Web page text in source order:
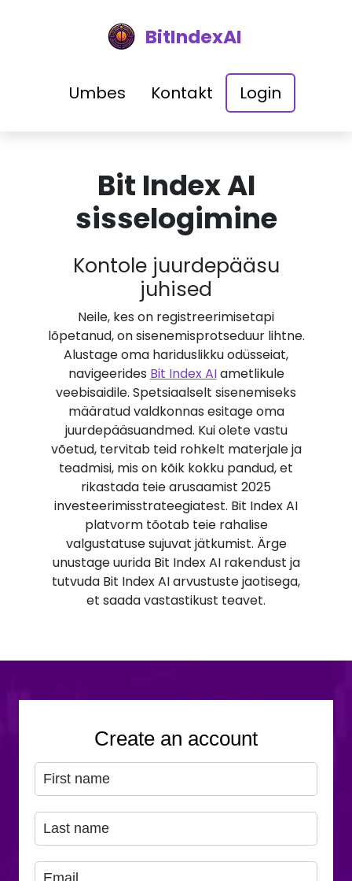
BitIndexAI
Umbes Kontakt Login
Bit Index AI
sisselogimine
Kontole juurdepääsu
juhised
Neile, kes on registreerimisetapi
lõpetanud, on sisenemisprotseduur lihtne.
Alustage oma hariduslikku odüsseiat,
navigeerides Bit Index AIametlikule
veebisaidile. Spetsiaalselt sisenemiseks
määratud valdkonnas esitage oma
juurdepääsuandmed. Kui olete vastu
võetud, tervitab teid rohkelt materjale ja
teadmisi, mis on kõik kokku pandud, et
rikastada teie arusaamist 2025
investeerimisstrateegiatest. Bit Index AI
platvorm tõotab teie rahalise
valgustatuse sujuvat jätkumist. Ärge
unustage uurida Bit Index AI rakendust ja
tutvuda Bit Index AI arvustuste jaotisega,
et saada vastastikust teavet.